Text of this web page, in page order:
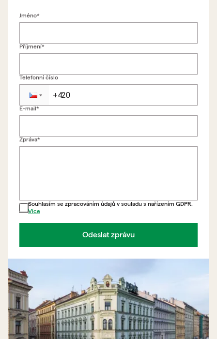
Zpět na formulář
Jméno*
Příjmení*
Telefonní číslo
E-mail*
Zpráva*
Souhlasím se zpracováním údajů v souladu s nařízením GDPR.
Více
Odeslat zprávu